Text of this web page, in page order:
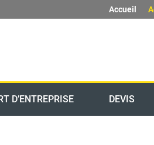
Accueil
D’ENTREPRISE DEVIS